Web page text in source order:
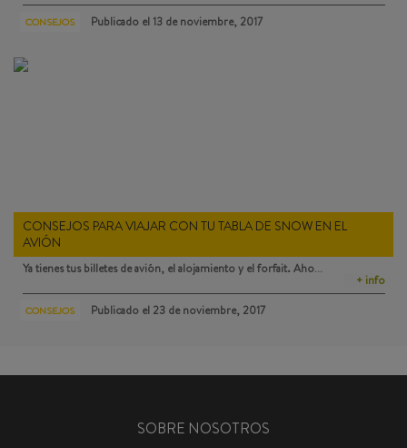
CONSEJOS Publicado el 13 de noviembre, 2017
CONSEJOS PARA VIAJAR CON TU TABLA DE SNOW EN EL
AVIÓN
Ya tienes tus billetes de avión, el alojamiento y el forfait. Aho…
+ info
CONSEJOS Publicado el 23 de noviembre, 2017
SOBRE NOSOTROS